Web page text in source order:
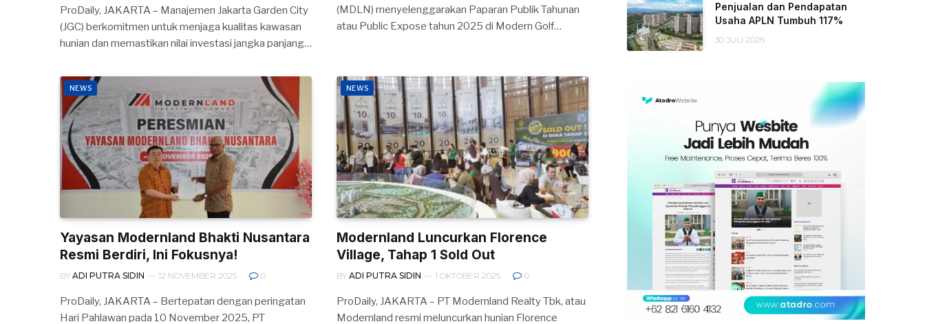
ProDaily, JAKARTA – Manajemen Jakarta Garden City
(JGC) berkomitmen untuk menjaga kualitas kawasan
hunian dan memastikan nilai investasi jangka panjang…
(MDLN) menyelenggarakan Paparan Publik Tahunan
atau Public Expose tahun 2025 di Modern Golf…
NEWS
Yayasan Modernland Bhakti Nusantara
Resmi Berdiri, Ini Fokusnya!
BY ADI PUTRA SIDIN 12 NOVEMBER 2025 0
ProDaily, JAKARTA – Bertepatan dengan peringatan
Hari Pahlawan pada 10 November 2025, PT
NEWS
Modernland Luncurkan Florence
Village, Tahap 1 Sold Out
BY ADI PUTRA SIDIN 1 OKTOBER 2025 0
ProDaily, JAKARTA – PT Modernland Realty Tbk, atau
Modernland resmi meluncurkan hunian Florence
Penjualan dan Pendapatan
Usaha APLN Tumbuh 117%
30 JULI 2026